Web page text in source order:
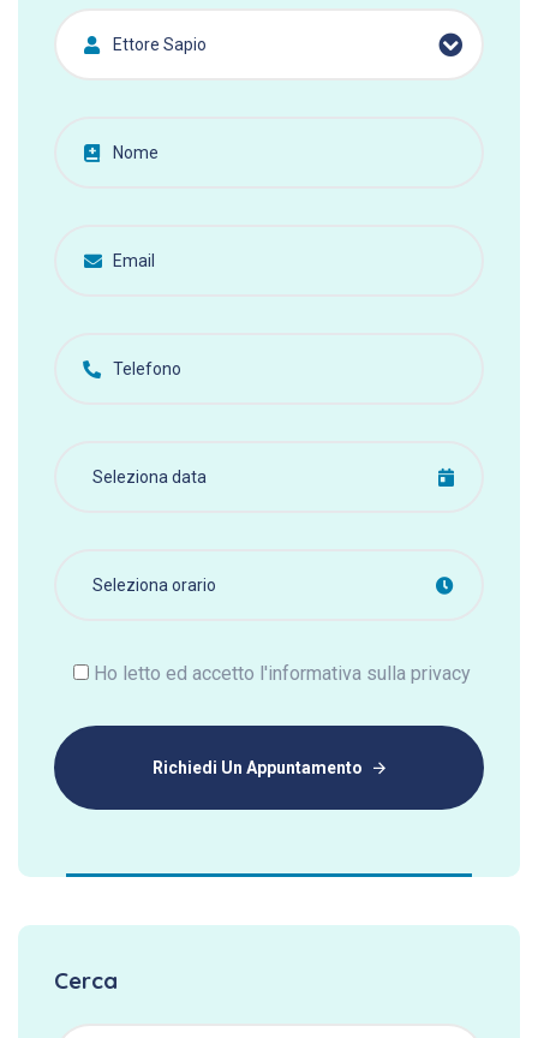
Ettore Sapio
Ho letto ed accetto l'informativa sulla privacy
Richiedi Un Appuntamento
Cerca